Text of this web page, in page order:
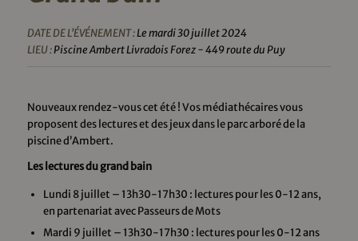
DATE DE L'ÉVÉNEMENT :Le mardi 30 juillet 2024
LIEU :Piscine Ambert Livradois Forez - 449 route du Puy
Nouveaux rendez-vous cet été ! Vos médiathécaires vous
proposent des lectures et des jeux dans le parc arboré de la
piscine d’Ambert.
Les lectures du grand bain
Lundi 8 juillet – 13h30-17h30 : lectures pour les 0-12 ans,
en partenariat avec Passeurs de Mots
Mardi 9 juillet – 13h30-17h30 : lectures pour les 0-12 ans